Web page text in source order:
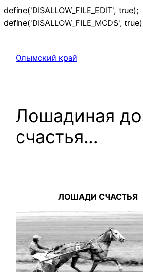
define('DISALLOW_FILE_EDIT', true);
define('DISALLOW_FILE_MODS',
Олымский край
Лошадиная
счастья…
ЛОШАДИ СЧАСТЬЯ